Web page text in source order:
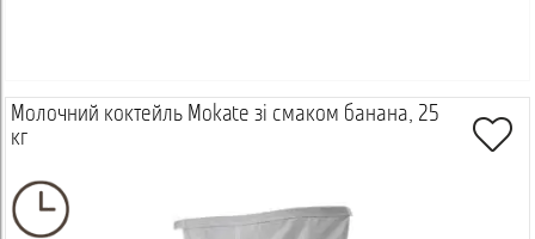
Молочний коктейль Mokate зі смаком банана, 25
кг